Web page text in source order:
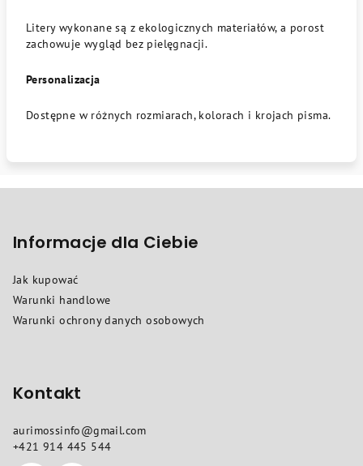
Litery wykonane są z ekologicznych materiałów, a porost
zachowuje wygląd bez pielęgnacji.
Personalizacja
Dostępne w różnych rozmiarach, kolorach i krojach pisma.
a
Informacje dla Ciebie
Jak kupować
Warunki handlowe
Warunki ochrony danych osobowych
Kontakt
aurimossinfo@gmail.com
+421 914 445 544